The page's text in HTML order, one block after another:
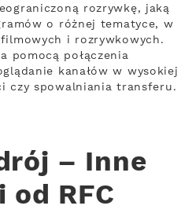
rozrywkę, jaką
o różnej tematyce, w
i rozrywkowych.
pomocą połączenia
kanałów w wysokiej
czy spowalniania transferu.
– Inne
od RFC